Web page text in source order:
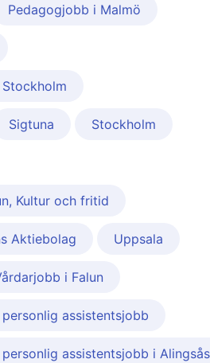
Pedagogjobb i Malmö
Sigtuna Stockholm
Kultur och fritid
Aktiebolag Uppsala
i Falun
assistentsjobb
assistentsjobb i Alingsås